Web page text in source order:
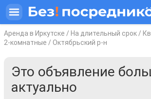
Аренда в Иркутске / На длительный срок /
2-комнатные / Октябрьский р-н
Это объявление
актуально